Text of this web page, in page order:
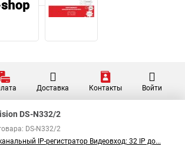
Доставка Контакты Войти
DS-N332/2
DS-N332/2
IP-регистратор Видеовход: 32 IP до...